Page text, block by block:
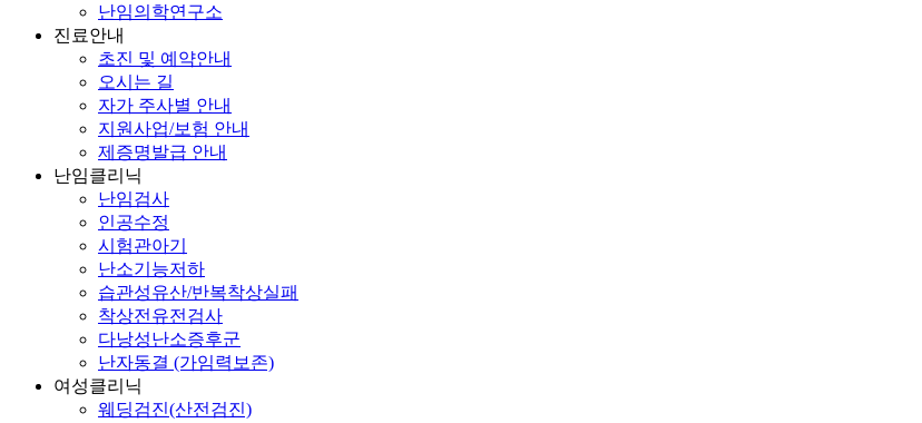
난임의학연구소
진료안내
초진 및 예약안내
오시는 길
자가 주사별 안내
지원사업/보험 안내
제증명발급 안내
난임클리닉
난임검사
인공수정
시험관아기
난소기능저하
습관성유산/반복착상실패
착상전유전검사
다낭성난소증후군
난자동결 (가임력보존)
여성클리닉
웨딩검진(산전검진)